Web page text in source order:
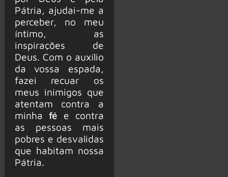
Pátria, ajudai-me a
perceber, no meu
íntimo, as
inspirações de
Deus. Com o auxílio
da vossa espada,
fazei recuar os
meus inimigos que
atentam contra a
minha fé e contra
as pessoas mais
pobres e desvalidas
que habitam nossa
Pátria.